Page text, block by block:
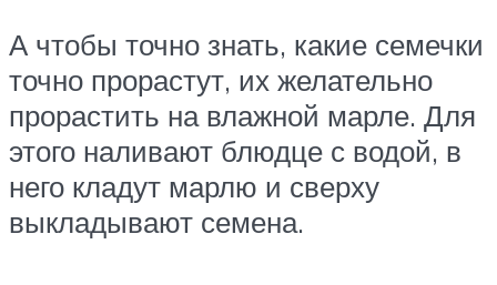
А чтобы точно знать, какие семечки
точно прорастут, их желательно
прорастить на влажной марле. Для
этого наливают блюдце с водой, в
него кладут марлю и сверху
выкладывают семена.